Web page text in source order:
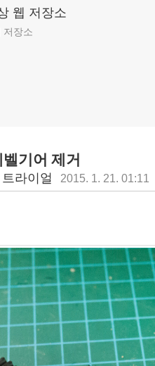
웹 저장소
저장소
기어 제거
라이얼 2015. 1. 21. 01:11